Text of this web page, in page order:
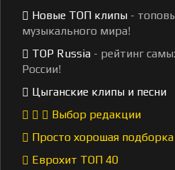
Новые ТОП клипы -
музыкального мира!
TOP Russia - рейтинг
России!
Цыганские клипы и песни
Выбор редакции
Просто хорошая подборка
Еврохит ТОП 40